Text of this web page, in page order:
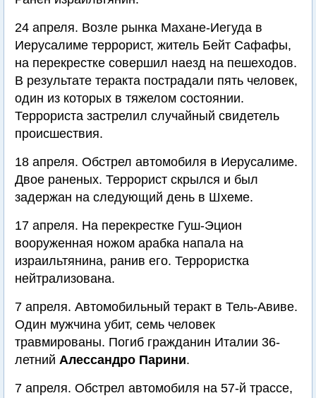
24 апреля. Возле рынка Махане-Иегуда в
Иерусалиме террорист, житель Бейт Сафафы,
на перекрестке совершил наезд на пешеходов.
В результате теракта пострадали пять человек,
один из которых в тяжелом состоянии.
Террориста застрелил случайный свидетель
происшествия.
18 апреля. Обстрел автомобиля в Иерусалиме.
Двое раненых. Террорист скрылся и был
задержан на следующий день в Шхеме.
17 апреля. На перекрестке Гуш-Эцион
вооруженная ножом арабка напала на
израильтянина, ранив его. Террористка
нейтрализована.
7 апреля. Автомобильный теракт в Тель-Авиве.
Один мужчина убит, семь человек
травмированы. Погиб гражданин Италии 36-
летний Алессандро Парини.
7 апреля. Обстрел автомобиля на 57-й трассе,